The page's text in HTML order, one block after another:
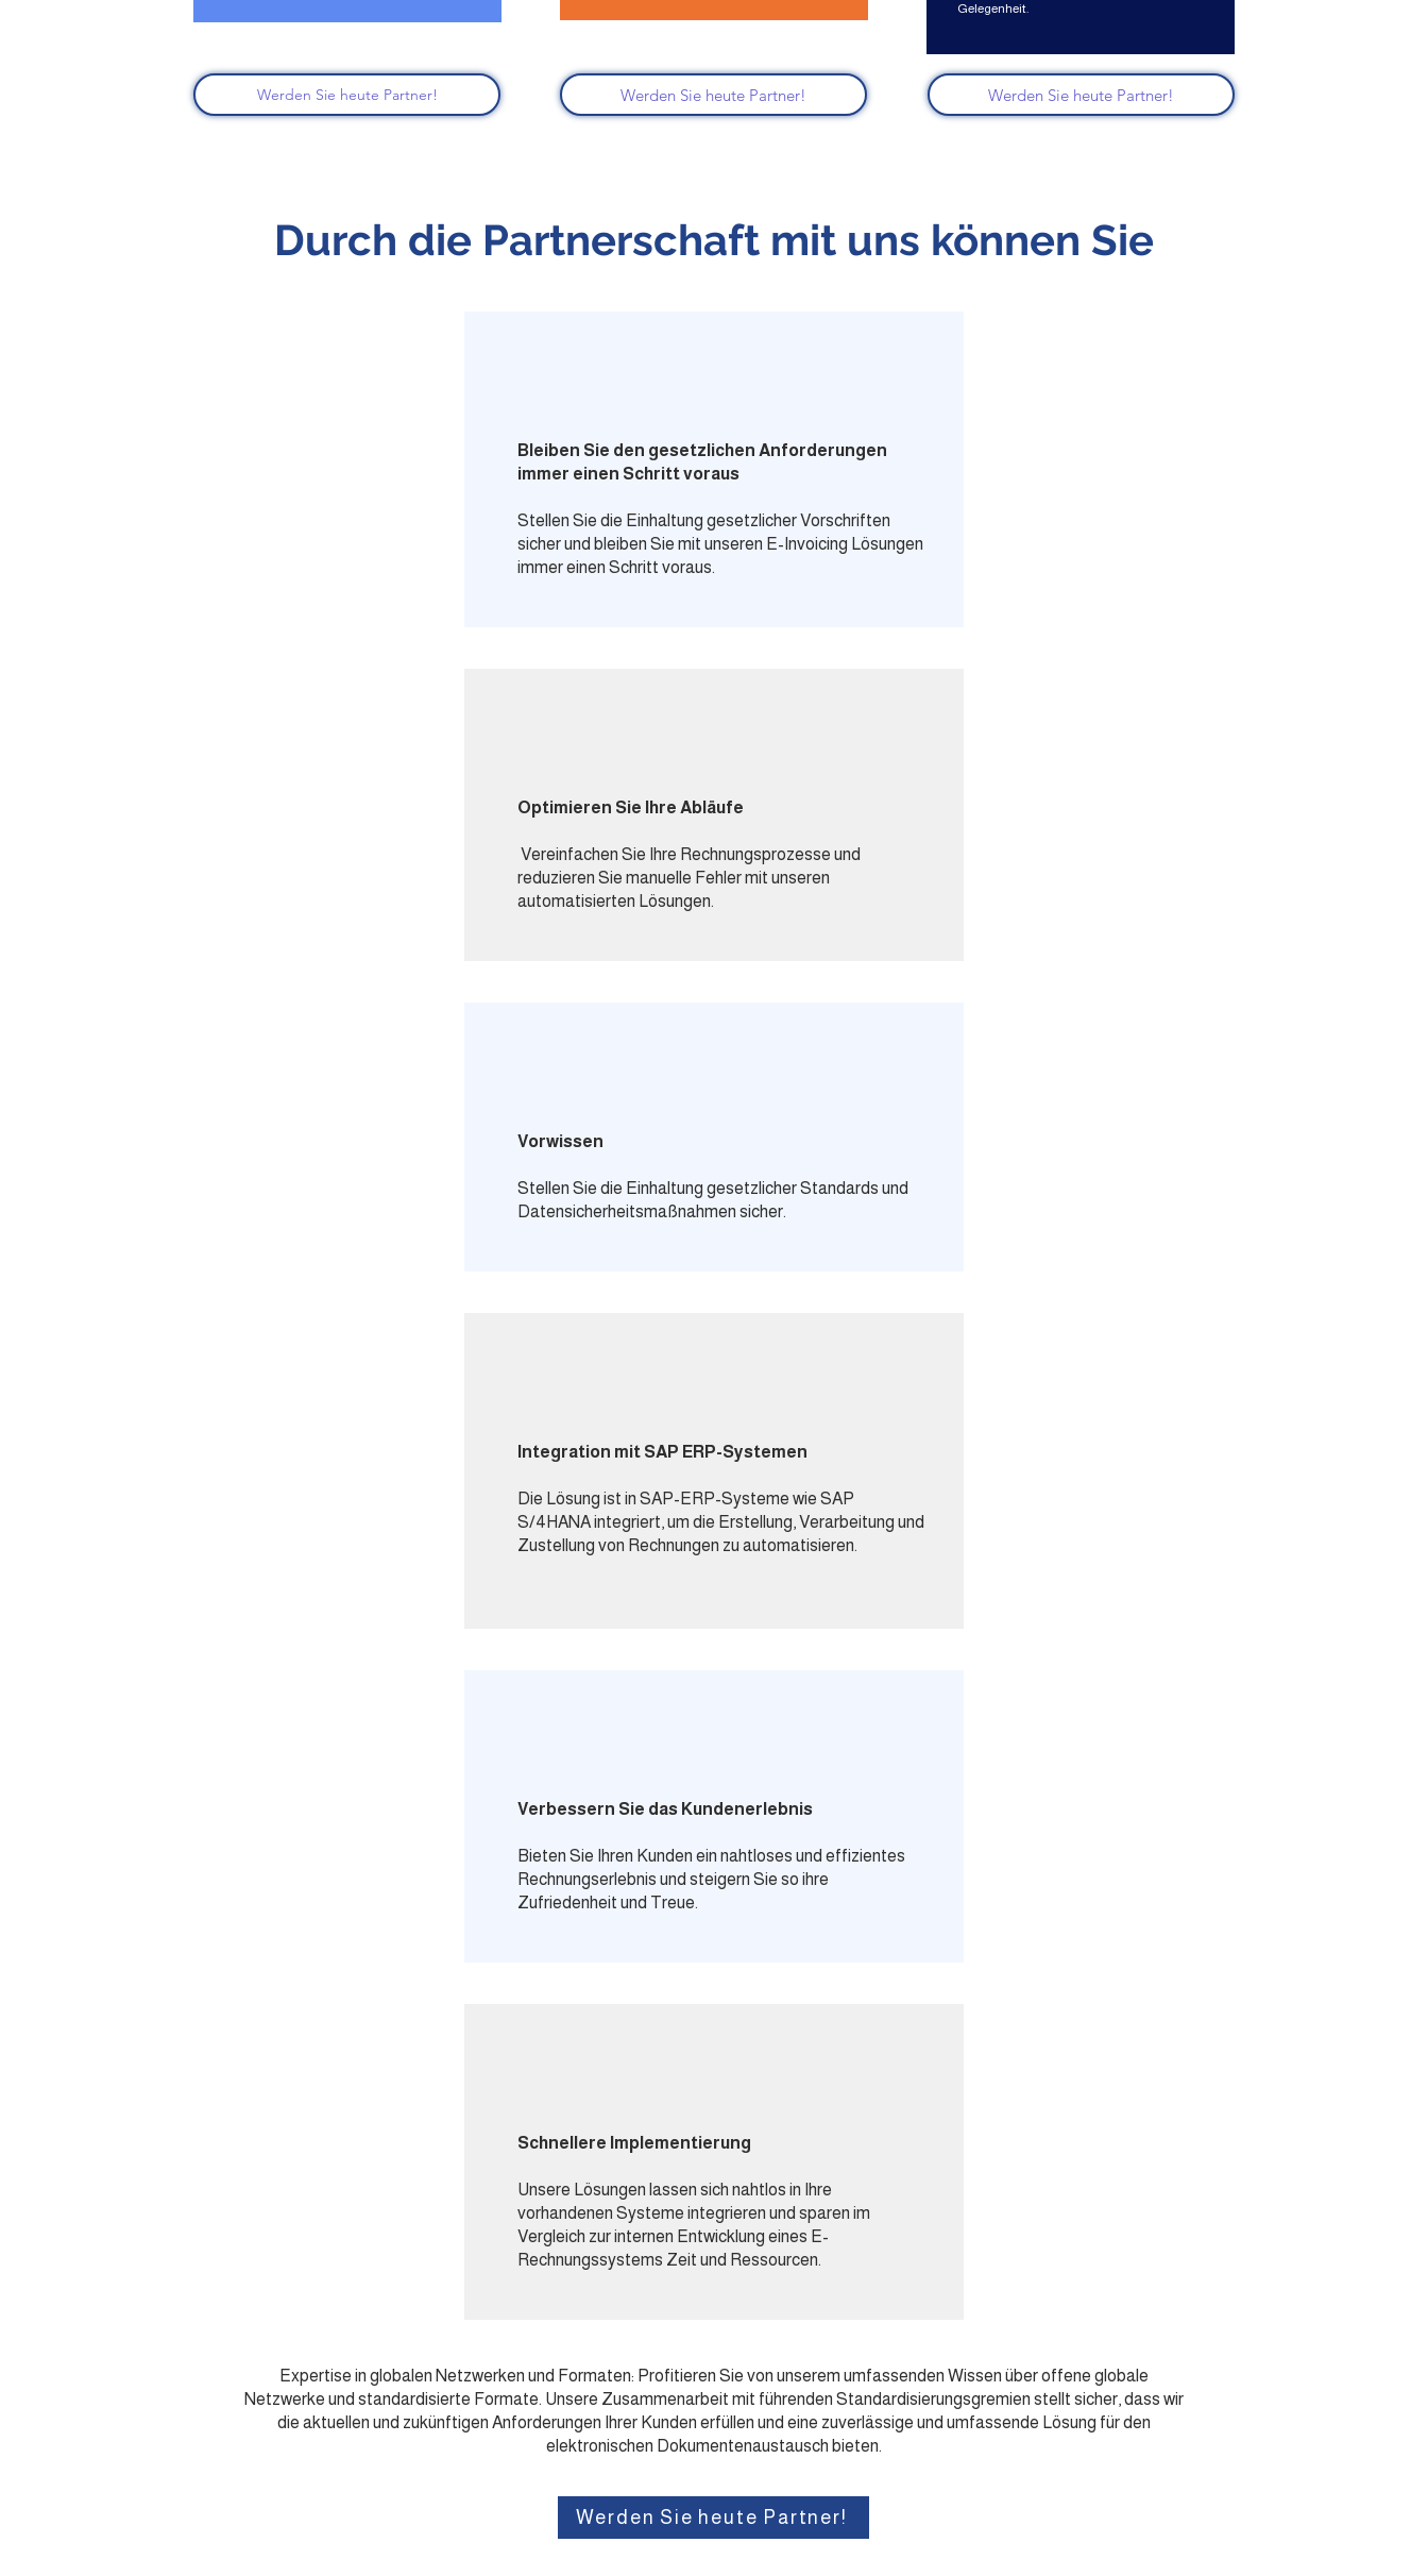
Gelegenheit.
Werden Sie heute Partner! Werden Sie heute Partner! Werden Sie heute Partner!
Durch die Partnerschaft mit uns können Sie
Bleiben Sie den gesetzlichen Anforderungen
immer einen Schritt voraus
Stellen Sie die Einhaltung gesetzlicher Vorschriften
sicher und bleiben Sie mit unseren E-Invoicing Lösungen
immer einen Schritt voraus.
Optimieren Sie Ihre Abläufe
Vereinfachen Sie Ihre Rechnungsprozesse und
reduzieren Sie manuelle Fehler mit unseren
automatisierten Lösungen.
Vorwissen
Stellen Sie die Einhaltung gesetzlicher Standards und
Datensicherheitsmaßnahmen sicher.
Integration mit SAP ERP-Systemen
Die Lösung ist in SAP-ERP-Systeme wie SAP
S/4HANA integriert, um die Erstellung, Verarbeitung und
Zustellung von Rechnungen zu automatisieren.
Verbessern Sie das Kundenerlebnis
Bieten Sie Ihren Kunden ein nahtloses und effizientes
Rechnungserlebnis und steigern Sie so ihre
Zufriedenheit und Treue.
Schnellere Implementierung
Unsere Lösungen lassen sich nahtlos in Ihre
vorhandenen Systeme integrieren und sparen im
Vergleich zur internen Entwicklung eines E-
Rechnungssystems Zeit und Ressourcen.
Expertise in globalen Netzwerken und Formaten: Profitieren Sie von unserem umfassenden Wissen über offene globale
Netzwerke und standardisierte Formate. Unsere Zusammenarbeit mit führenden Standardisierungsgremien stellt sicher, dass wir
die aktuellen und zukünftigen Anforderungen Ihrer Kunden erfüllen und eine zuverlässige und umfassende Lösung für den
elektronischen Dokumentenaustausch bieten.
Werden Sie heute Partner!